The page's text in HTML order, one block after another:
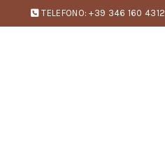
TELEFONO: +39 346 160 4312